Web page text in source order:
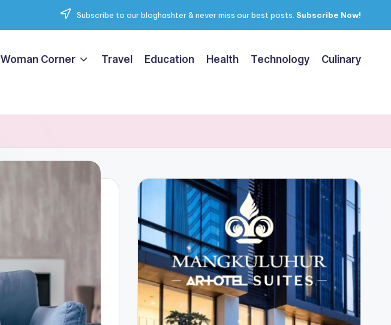
Subscribe to our bloghashter & never miss our best posts. Subscribe Now!
Woman Corner Travel Education Health Technology Culinary